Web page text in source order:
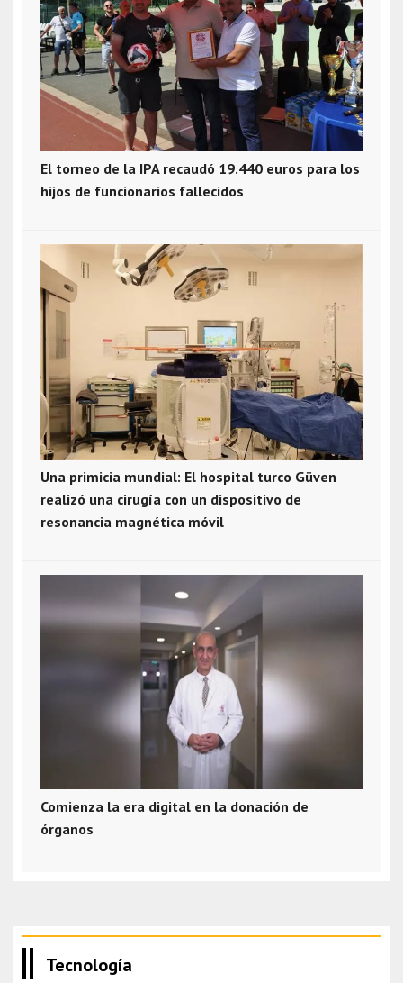
El torneo de la IPA recaudó 19.440 euros para los
hijos de funcionarios fallecidos
Una primicia mundial: El hospital turco Güven
realizó una cirugía con un dispositivo de
resonancia magnética móvil
Comienza la era digital en la donación de
órganos
Tecnología